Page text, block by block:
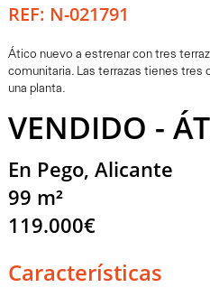
REF: N-021791
Ático nuevo a estrenar con tres
comunitaria. Las terrazas tienes
una planta.
VENDIDO -
En Pego, Alicante
99 m²
119.000€
Características